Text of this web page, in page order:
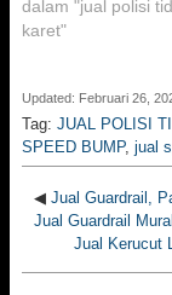
dalam "jual polisi
karet"
Updated: Februari 26,
Tag: JUAL POLISI
SPEED BUMP, jual
◀ Jual Guardrail,
Jual Guardrail
Jual Kerucut